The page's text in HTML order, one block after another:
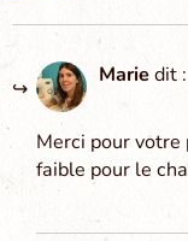
Mariedit :
Merci pour votre
faible pour le